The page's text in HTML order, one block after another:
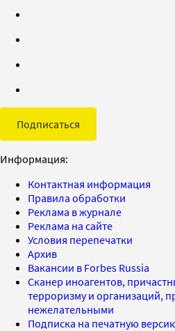
Подписаться
Информация:
Контактная информация
Правила обработки
Реклама в журнале
Реклама на сайте
Условия перепечатки
Архив
Вакансии в Forbes Russia
Сканер иноагентов,
терроризму и организаций,
нежелательными
Подписка на печатную